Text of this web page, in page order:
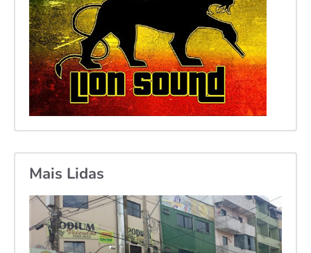
Mais Lidas